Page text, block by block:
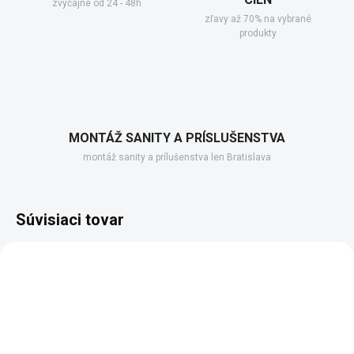
zvyčajne od 24 - 48h
zľavy až 70% na vybrané
produkty
MONTÁŽ SANITY A PRÍSLUŠENSTVA
montáž sanity a prílušenstva len Bratislava
Súvisiaci tovar